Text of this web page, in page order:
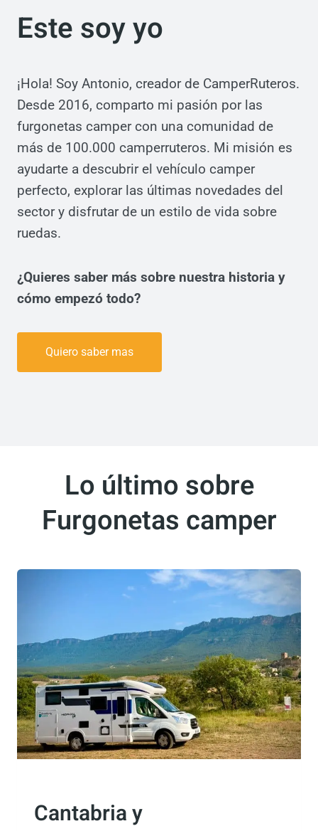
Este soy yo
¡Hola! Soy Antonio, creador de CamperRuteros.
Desde 2016, comparto mi pasión por las
furgonetas camper con una comunidad de
más de 100.000 camperruteros. Mi misión es
ayudarte a descubrir el vehículo camper
perfecto, explorar las últimas novedades del
sector y disfrutar de un estilo de vida sobre
ruedas.
¿Quieres saber más sobre nuestra historia y
cómo empezó todo?
Quiero saber mas
Lo último sobre
Furgonetas camper
Cantabria y